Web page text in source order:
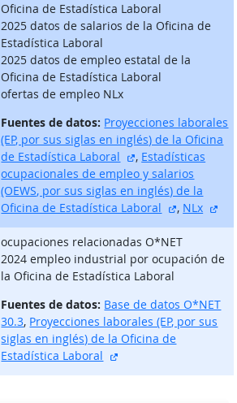
Oficina de Estadística Laboral
2025 datos de salarios de la Oficina de
Estadística Laboral
2025 datos de empleo estatal de la
Oficina de Estadística Laboral
ofertas de empleo NLx
Fuentes de datos: Proyecciones laborales
(EP, por sus siglas en inglés) de la Oficina
de Estadística Laboral
sitio externo
, Estadísticas
ocupacionales de empleo y salarios
(OEWS, por sus siglas en inglés) de la
Oficina de Estadística Laboral
sitio
, NLx
ocupaciones relacionadas O*NET
2024 empleo industrial por ocupación de
la Oficina de Estadística Laboral
Fuentes de datos: Base de datos O*NET
30.3, Proyecciones laborales (EP, por sus
siglas en inglés) de la Oficina de
Estadística Laboral